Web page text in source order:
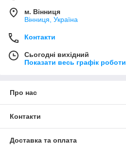
м. Вінниця
Вінниця, Україна
Контакти
Сьогодні вихідний
Показати весь графік роботи
Про нас
Контакти
Доставка та оплата